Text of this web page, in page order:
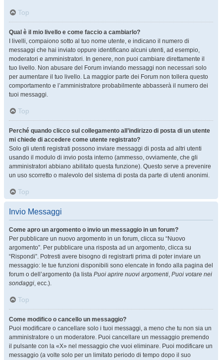
Top
Qual è il mio livello e come faccio a cambiarlo?
I livelli, compaiono sotto al tuo nome utente, e indicano il numero di
messaggi che hai inviato oppure identificano alcuni utenti, ad esempio,
moderatori e amministratori. In genere, non puoi cambiare direttamente il
tuo livello. Non abusare del Forum inviando messaggi non necessari solo
per aumentare il tuo livello. La maggior parte dei Forum non tollera questo
comportamento e l’amministratore probabilmente abbasserà il numero dei
tuoi messaggi.
Top
Perché quando clicco sul collegamento all’indirizzo di posta di un utente
mi chiede di accedere come utente registrato?
Solo gli utenti registrati possono inviare messaggi di posta ad altri utenti
usando il modulo di invio posta interno (ammesso, ovviamente, che gli
amministratori abbiano abilitato questa funzione). Questo serve a prevenire
un uso scorretto o malevolo del sistema di posta da parte di utenti anonimi.
Top
Invio Messaggi
Come apro un argomento o invio un messaggio in un forum?
Per pubblicare un nuovo argomento in un forum, clicca su “Nuovo
argomento”. Per pubblicare una risposta ad un argomento, clicca su
“Rispondi”. Potresti avere bisogno di registrarti prima di poter inviare un
messaggio: le tue funzioni disponibili sono elencate in fondo alla pagina del
forum o dell’argomento (la lista Puoi aprire nuovi argomenti, Puoi votare nei
sondaggi, ecc.).
Top
Come modifico o cancello un messaggio?
Puoi modificare o cancellare solo i tuoi messaggi, a meno che tu non sia un
amministratore o un moderatore. Puoi cancellare un messaggio premendo
il pulsante con la «X» nel messaggio che vuoi eliminare. Puoi modificare un
messaggio (a volte solo per un limitato periodo di tempo dopo il suo